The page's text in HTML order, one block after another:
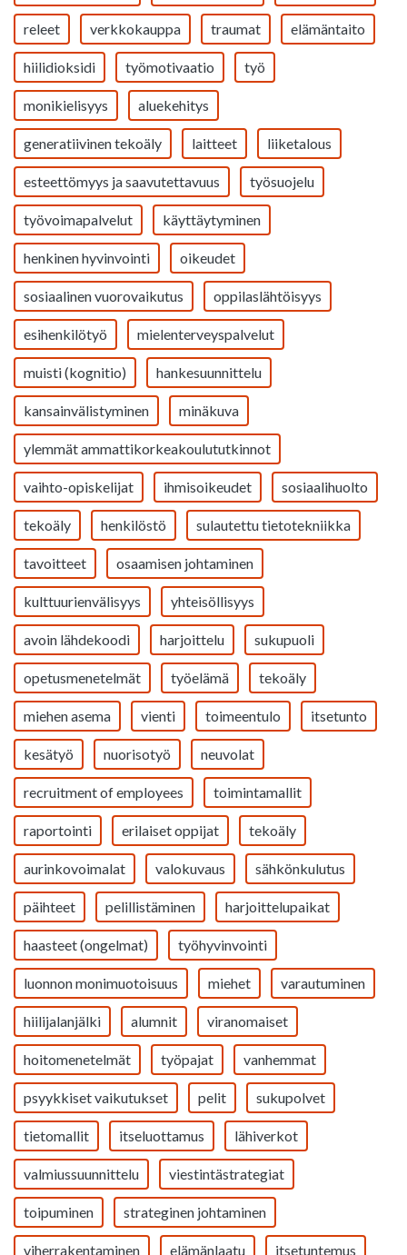
releet verkkokauppa traumat elämäntaito
hiilidioksidi työmotivaatio työ
monikielisyys aluekehitys
generatiivinen tekoäly laitteet liiketalous
esteettömyys ja saavutettavuus työsuojelu
työvoimapalvelut käyttäytyminen
henkinen hyvinvointi oikeudet
sosiaalinen vuorovaikutus oppilaslähtöisyys
esihenkilötyö mielenterveyspalvelut
muisti (kognitio) hankesuunnittelu
kansainvälistyminen minäkuva
ylemmät ammattikorkeakoulututkinnot
vaihto-opiskelijat ihmisoikeudet sosiaalihuolto
tekoäly henkilöstö sulautettu tietotekniikka
tavoitteet osaamisen johtaminen
kulttuurienvälisyys yhteisöllisyys
avoin lähdekoodi harjoittelu sukupuoli
opetusmenetelmät työelämä tekoäly
miehen asema vienti toimeentulo itsetunto
kesätyö nuorisotyö neuvolat
recruitment of employees toimintamallit
raportointi erilaiset oppijat tekoäly
aurinkovoimalat valokuvaus sähkönkulutus
päihteet pelillistäminen harjoittelupaikat
haasteet (ongelmat) työhyvinvointi
luonnon monimuotoisuus miehet varautuminen
hiilijalanjälki alumnit viranomaiset
hoitomenetelmät työpajat vanhemmat
psyykkiset vaikutukset pelit sukupolvet
tietomallit itseluottamus lähiverkot
valmiussuunnittelu viestintästrategiat
toipuminen strateginen johtaminen
viherrakentaminen elämänlaatu itsetuntemus